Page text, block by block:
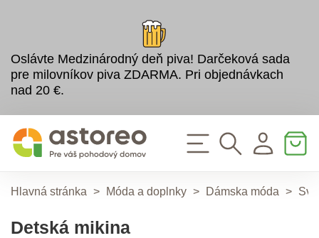
Oslávte Medzinárodný deň piva! Darčeková sada
pre milovníkov piva ZDARMA. Pri objednávkach
nad 20 €.
Hlavná stránka > Móda a doplnky > Dámska móda >
Detská mikina